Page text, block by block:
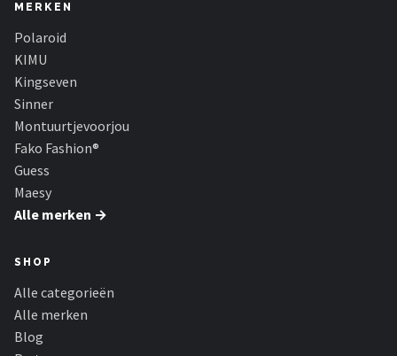
MERKEN
Polaroid
KIMU
Kingseven
Sinner
Montuurtjevoorjou
Fako Fashion®
Guess
Maesy
Alle merken →
SHOP
Alle categorieën
Alle merken
Blog